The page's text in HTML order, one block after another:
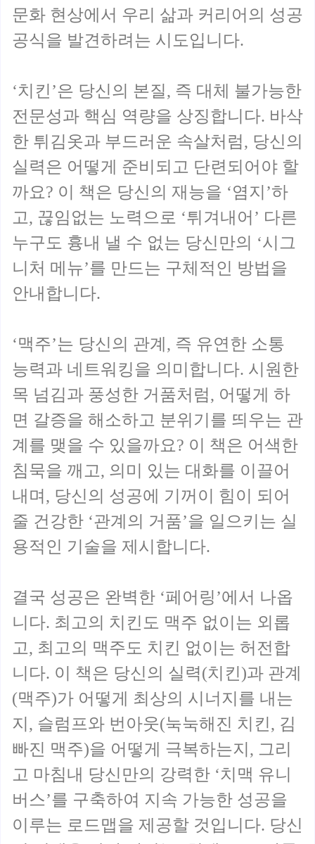
문화 현상에서 우리 삶과 커리어의 성공
공식을 발견하려는 시도입니다.
‘치킨’은 당신의 본질, 즉 대체 불가능한
전문성과 핵심 역량을 상징합니다. 바삭
한 튀김옷과 부드러운 속살처럼, 당신의
실력은 어떻게 준비되고 단련되어야 할
까요? 이 책은 당신의 재능을 ‘염지’하
고, 끊임없는 노력으로 ‘튀겨내어’ 다른
누구도 흉내 낼 수 없는 당신만의 ‘시그
니처 메뉴’를 만드는 구체적인 방법을
안내합니다.
‘맥주’는 당신의 관계, 즉 유연한 소통
능력과 네트워킹을 의미합니다. 시원한
목 넘김과 풍성한 거품처럼, 어떻게 하
면 갈증을 해소하고 분위기를 띄우는 관
계를 맺을 수 있을까요? 이 책은 어색한
침묵을 깨고, 의미 있는 대화를 이끌어
내며, 당신의 성공에 기꺼이 힘이 되어
줄 건강한 ‘관계의 거품’을 일으키는 실
용적인 기술을 제시합니다.
결국 성공은 완벽한 ‘페어링’에서 나옵
니다. 최고의 치킨도 맥주 없이는 외롭
고, 최고의 맥주도 치킨 없이는 허전합
니다. 이 책은 당신의 실력(치킨)과 관계
(맥주)가 어떻게 최상의 시너지를 내는
지, 슬럼프와 번아웃(눅눅해진 치킨, 김
빠진 맥주)을 어떻게 극복하는지, 그리
고 마침내 당신만의 강력한 ‘치맥 유니
버스’를 구축하여 지속 가능한 성공을
이루는 로드맵을 제공할 것입니다. 당신